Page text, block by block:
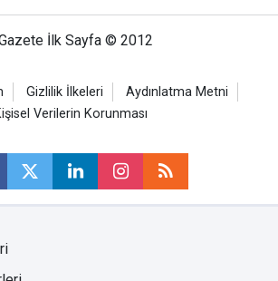
İlk Sayfa © 2012
Gizlilik İlkeleri
Aydınlatma Metni
Verilerin Korunması